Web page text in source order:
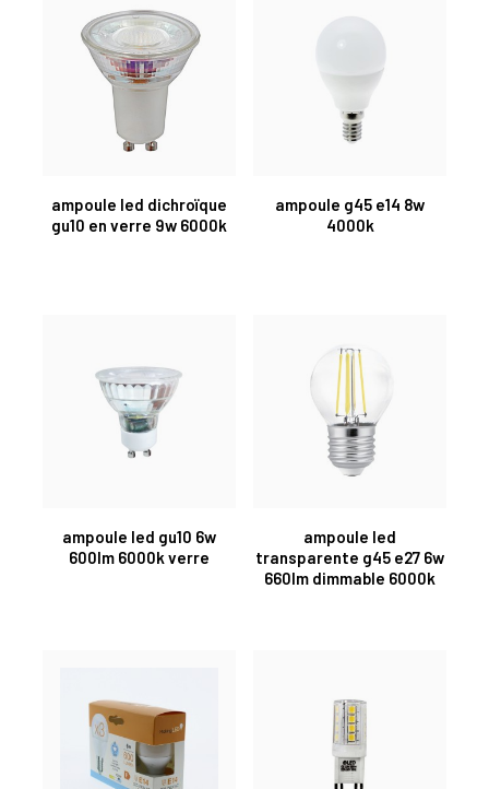
ampoule led dichroïque
gu10 en verre 9w 6000k
ampoule g45 e14 8w
4000k
ampoule led gu10 6w
600lm 6000k verre
ampoule led
transparente g45 e27 6w
660lm dimmable 6000k